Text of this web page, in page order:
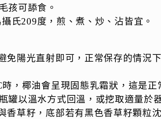
孩可舔食。
攝氏209度，煎、煮、炒、沾皆宜。
免陽光直射即可，正常保存的情況
，椰油會呈現固態乳霜狀，這是
罐以溫水方式回溫，或挖取適量於
香草籽，底部若有黑色香草籽顆粒